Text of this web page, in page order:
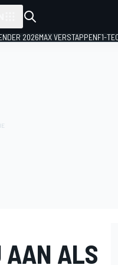
2026MAX VERSTAPPENF1-
AAN ALS